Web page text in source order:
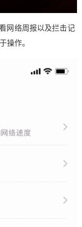
网络周报以及拦击记
操作。